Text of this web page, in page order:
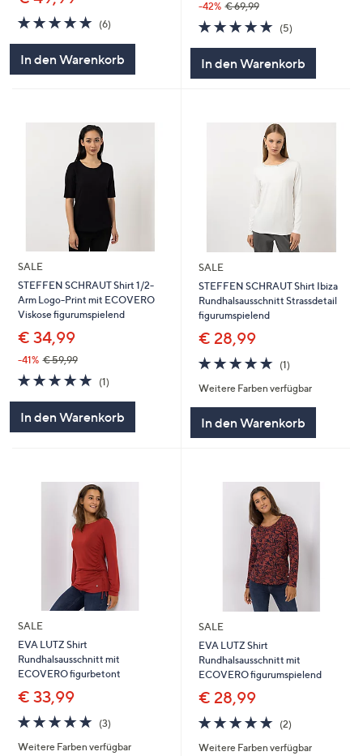
5.0
von
(6)6
In den Warenkorb
-42% € 69,99
5.0
von
(5)5
In den Warenkorb
SALE
STEFFEN SCHRAUT Shirt 1/2-
Arm Logo-Print mit ECOVERO
Viskose figurumspielend
€ 34,99
-41% € 59,99
5.0
von
(1)1
In den Warenkorb
SALE
STEFFEN SCHRAUT Shirt Ibiza
Rundhalsausschnitt Strassdetail
figurumspielend
€ 28,99
5.0
von
5
(1)1
Weitere Farben verfügbar
In den Warenkorb
SALE
EVA LUTZ Shirt
Rundhalsausschnitt mit
ECOVERO figurbetont
€ 33,99
5.0
von
5
(3)3
Weitere Farben verfügbar
SALE
EVA LUTZ Shirt
Rundhalsausschnitt mit
ECOVERO figurumspielend
€ 28,99
5.0
von
5
(2)2
Weitere Farben verfügbar